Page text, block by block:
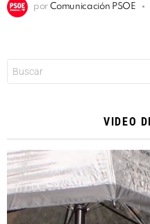
por Comunicación PSOE
VIDEO
Reproductor
de
vídeo